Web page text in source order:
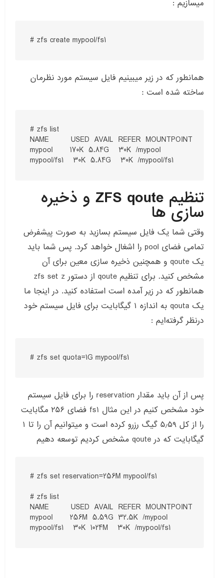
میسازیم :
# zfs create mypool/fs1
همانطور که در زیر میبینیم فایل سیستم مورد نظرمان
ساخته شده است :
# zfs list
NAME         USED  AVAIL  REFER  MOUNTPOINT
mypool       170K  5.84G    30K  /mypool
mypool/fs1    30K  5.84G    30K  /mypool/fs1
تنظیم ZFS qoute و ذخیره
سازی ها
وقتی شما یک فایل سیستم بسازید به صورت پیشفرض
تمامی فضای pool را اشغال خواهد کرد. پس شما باید
یک qoute و همچنین ذخیره سازی معین برای آن
مشخص کنید. برای تنظیم qoute از دستور zfs set z
همانطور که در زیر آمده است استفاده کنید. در اینجا ما
یک qouta به اندازه ۱ گیگابایت برای فایل سیستم خود
درنظر گرفته‌ایم :
پس از آن باید مقدار reservation را برای فایل سیستم
خود مشخص کنیم در این مثال fs1 فضای ۲۵۶ مگابایت
را از کل ۵٫۵۹ گیگ رزرو کرده است و میتوانیم آن را تا ۱
گیگابایت که در qoute مشخص کردیم توسعه دهیم
# zfs set reservation=256M mypool/fs1
# zfs list
NAME         USED  AVAIL  REFER  MOUNTPOINT
mypool       256M  5.59G  32.5K  /mypool